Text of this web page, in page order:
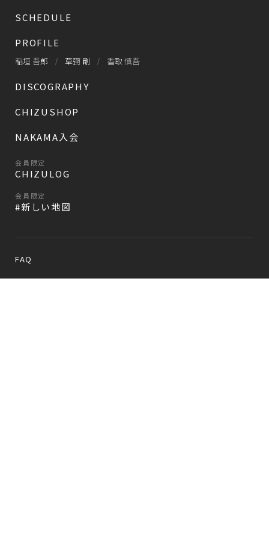
SCHEDULE
PROFILE
稲垣 吾郎 草彅 剛 香取 慎吾
DISCOGRAPHY
CHIZUSHOP
NAKAMA入会
会員限定
CHIZULOG
会員限定
#新しい地図
FAQ
お問い合わせ